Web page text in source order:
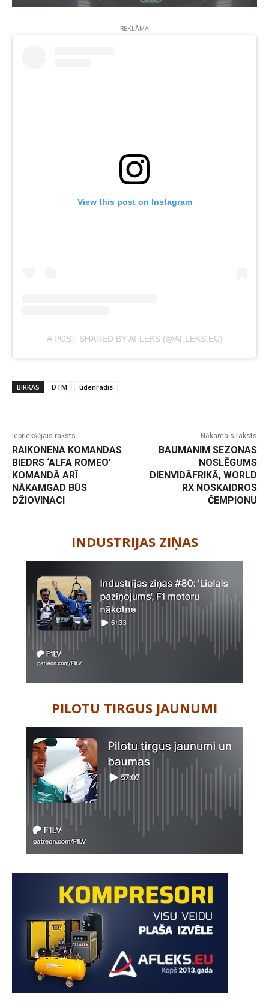
REKLĀMA
View this post on Instagram
A POST SHARED BY AFLEKS (@AFLEKS.EU)
BIRKAS DTM ūdeņradis
Iepriekšējais raksts
RAIKONENA KOMANDAS
BIEDRS ‘ALFA ROMEO’
KOMANDĀ ARĪ
NĀKAMGAD BŪS
DŽIOVINACI
Nākamais raksts
BAUMANIM SEZONAS
NOSLĒGUMS
DIENVIDĀFRIKĀ, WORLD
RX NOSKAIDROS
ČEMPIONU
INDUSTRIJAS ZIŅAS
PILOTU TIRGUS JAUNUMI